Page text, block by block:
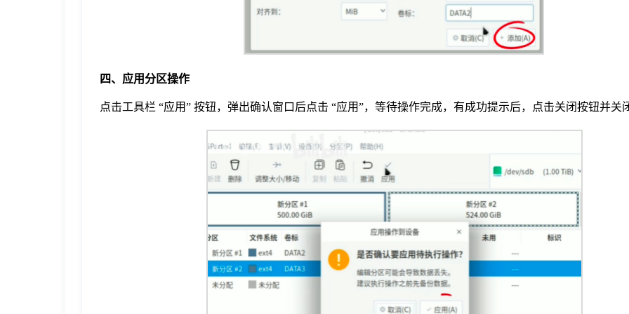
四、应用分区操作
点击工具栏 “应用” 按钮，弹出确认窗口后点击 “应用”，等待操作完成，有成功提示后，点击关闭按钮并关